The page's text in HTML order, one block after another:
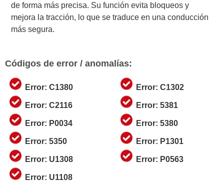
de forma más precisa. Su función evita bloqueos y
mejora la tracción, lo que se traduce en una conducción
más segura.
Códigos de error / anomalías:
Error: C1380
Error: C2116
Error: P0034
Error: 5350
Error: U1308
Error: U1108
Error: C1302
Error: 5381
Error: 5380
Error: P1301
Error: P0563